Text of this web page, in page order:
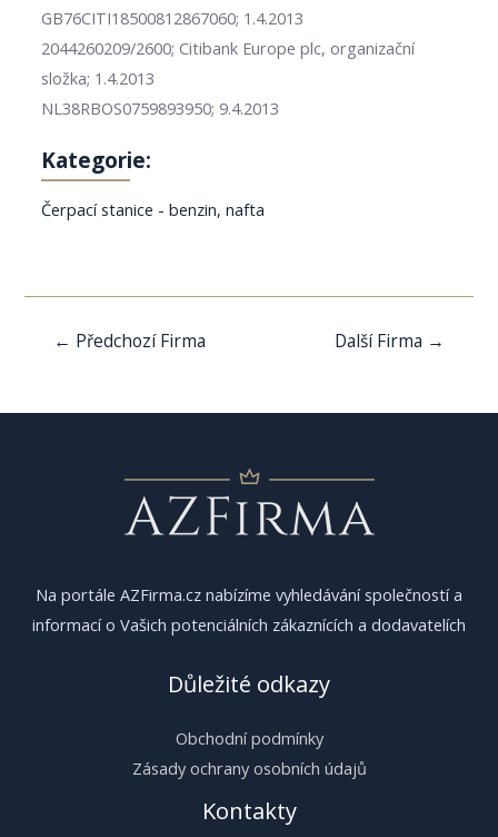
GB76CITI18500812867060; 1.4.2013
2044260209/2600; Citibank Europe plc, organizační
složka; 1.4.2013
NL38RBOS0759893950; 9.4.2013
Kategorie:
Čerpací stanice - benzin, nafta
Navigace
← Předchozí Firma Další Firma →
Na portále AZFirma.cz nabízíme vyhledávání společností a
informací o Vašich potenciálních zákaznících a dodavatelích
Důležité odkazy
Obchodní podmínky
Zásady ochrany osobních údajů
Kontakty